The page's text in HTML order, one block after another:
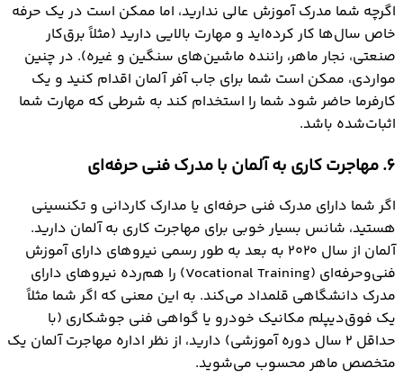
اگرچه شما مدرک آموزش عالی ندارید، اما ممکن است در یک حرفه
خاص سال‌ها کار کرده‌اید و مهارت بالایی دارید (مثلاً برق‌کار
صنعتی، نجار ماهر، راننده ماشین‌های سنگین و غیره). در چنین
مواردی، ممکن است شما برای جاب آفر آلمان اقدام کنید و یک
کارفرما حاضر شود شما را استخدام کند به شرطی که مهارت شما
اثبات‌شده باشد.
6. مهاجرت کاری به آلمان با مدرک فنی حرفه‌ای
اگر شما دارای مدرک فنی حرفه‌ای یا مدارک کاردانی و تکنسینی
هستید، شانس بسیار خوبی برای مهاجرت کاري به آلمان دارید.
آلمان از سال ۲۰۲۰ به بعد به طور رسمی نیروهای دارای آموزش
فنی‌وحرفه‌ای (Vocational Training) را هم‌رده نیروهای دارای
مدرک دانشگاهی قلمداد می‌کند. به این معنی که اگر شما مثلاً
یک فوق‌دیپلم مکانیک خودرو یا گواهی فنی جوشکاری (با
حداقل ۲ سال دوره آموزشی) دارید، از نظر اداره مهاجرت آلمان یک
متخصص ماهر محسوب می‌شوید.